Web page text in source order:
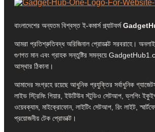
বাংলাদেশের অন্যতম বিশ্বস্ত ই-কমার্স প্ল্যাটফর্ম
আমরা প্রতিশ্রুতিবদ্ধ অরিজিনাল প্রোডাক্ট সরবরাহে।
গুণগত মান এবং গ্রাহক সন্তুষ্টির সমন্বয়ে
আস্থার ঠিকানা।
আমাদের সংগ্রহে রয়েছে আধুনিক প্রযুক্তির সর্বাধুনিক
লাইভ স্ট্রিমিং গিয়ার, ইউটিউব স্টুডিও সেটআপ, ভ্লগিং
ওয়েবক্যাম, মাইক্রোফোন, লাইটিং সেটআপ, রিং লাইট,
প্রয়োজনীয় টেক প্রোডাক্ট।